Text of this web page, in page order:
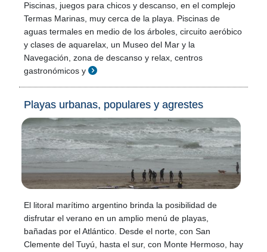
Piscinas, juegos para chicos y descanso, en el complejo
Termas Marinas, muy cerca de la playa. Piscinas de
aguas termales en medio de los árboles, circuito aeróbico
y clases de aquarelax, un Museo del Mar y la
Navegación, zona de descanso y relax, centros
gastronómicos y
Playas urbanas, populares y agrestes
El litoral marítimo argentino brinda la posibilidad de
disfrutar el verano en un amplio menú de playas,
bañadas por el Atlántico. Desde el norte, con San
Clemente del Tuyú, hasta el sur, con Monte Hermoso, hay